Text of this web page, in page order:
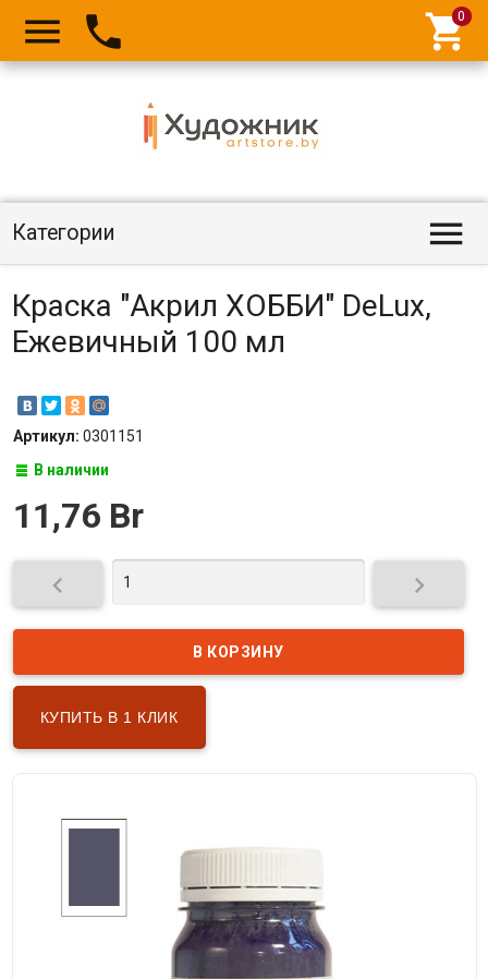
  
Категории 
Краска "Акрил ХОББИ" DeLux,
Ежевичный 100 мл
Артикул: 0301151
В наличии
11,76 Br
 
КУПИТЬ В 1 КЛИК